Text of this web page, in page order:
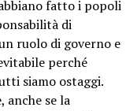
fatto i popoli
di
ruolo di governo e
perché
siamo ostaggi.
anche se la